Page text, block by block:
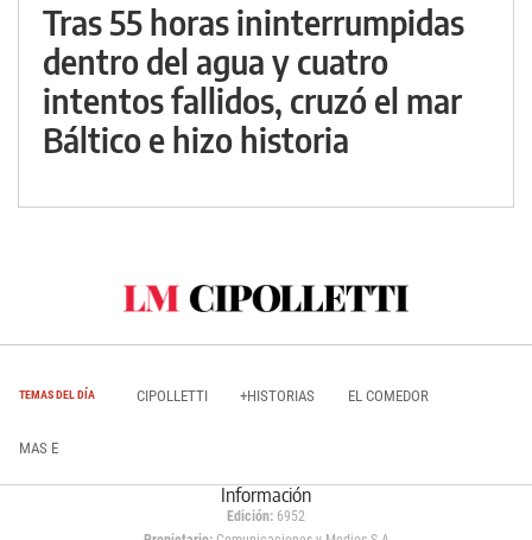
Tras 55 horas ininterrumpidas
dentro del agua y cuatro
intentos fallidos, cruzó el mar
Báltico e hizo historia
TEMAS DEL DÍA CIPOLLETTI +HISTORIAS EL COMEDOR
MAS E
Información
Edición: 6952